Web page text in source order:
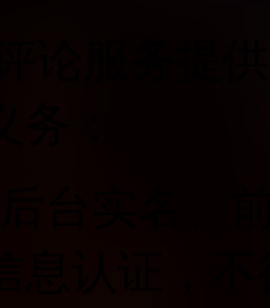
论服务提
：
后台实名、
息认证，